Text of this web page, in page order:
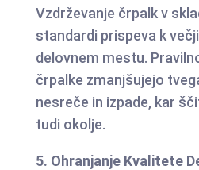
Vzdrževanje črpalk v
standardi prispeva k
delovnem mestu.
črpalke zmanjšujejo
nesreče in izpade, kar
tudi okolje.
5. Ohranjanje Kvalitete